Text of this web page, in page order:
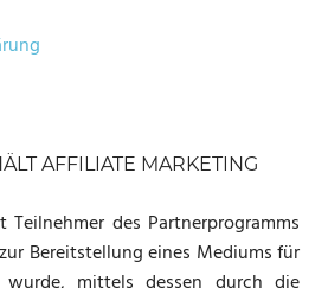
AFFILIATE MARKETING
des Partnerprogramms
Bereitstellung eines Mediums für